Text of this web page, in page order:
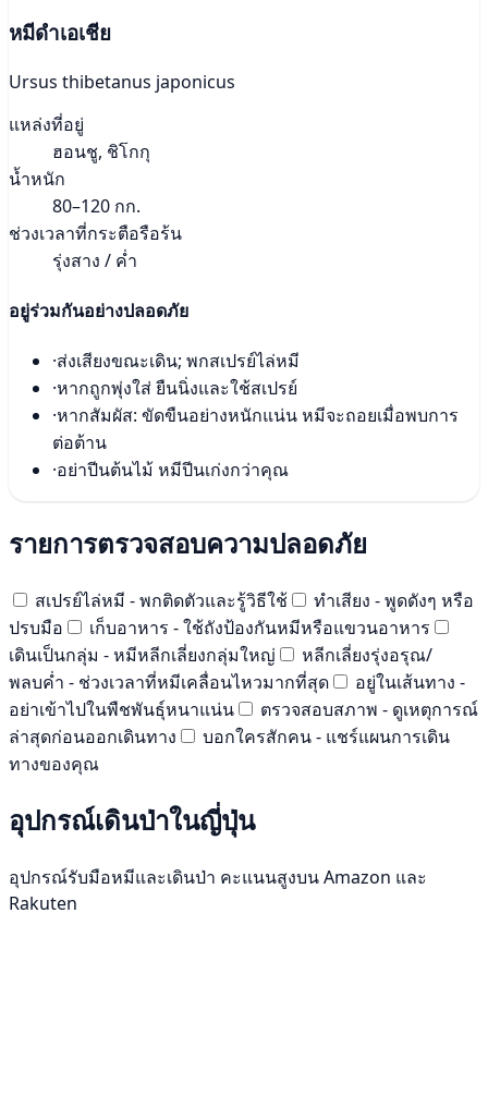
หมีดำเอเชีย
Ursus thibetanus japonicus
แหล่งที่อยู่
ฮอนชู, ชิโกกุ
น้ำหนัก
80–120 กก.
ช่วงเวลาที่กระตือรือร้น
รุ่งสาง / ค่ำ
อยู่ร่วมกันอย่างปลอดภัย
·ส่งเสียงขณะเดิน; พกสเปรย์ไล่หมี
·หากถูกพุ่งใส่ ยืนนิ่งและใช้สเปรย์
·หากสัมผัส: ขัดขืนอย่างหนักแน่น หมีจะถอยเมื่อพบการ
ต่อต้าน
·อย่าปีนต้นไม้ หมีปีนเก่งกว่าคุณ
รายการตรวจสอบความปลอดภัย
สเปรย์ไล่หมี - พกติดตัวและรู้วิธีใช้
ทำเสียง - พูดดังๆ หรือ
ปรบมือ
เก็บอาหาร - ใช้ถังป้องกันหมีหรือแขวนอาหาร
เดินเป็นกลุ่ม - หมีหลีกเลี่ยงกลุ่มใหญ่
หลีกเลี่ยงรุ่งอรุณ/
พลบค่ำ - ช่วงเวลาที่หมีเคลื่อนไหวมากที่สุด
อยู่ในเส้นทาง -
อย่าเข้าไปในพืชพันธุ์หนาแน่น
ตรวจสอบสภาพ - ดูเหตุการณ์
ล่าสุดก่อนออกเดินทาง
บอกใครสักคน - แชร์แผนการเดิน
ทางของคุณ
อุปกรณ์เดินป่าในญี่ปุ่น
อุปกรณ์รับมือหมีและเดินป่า คะแนนสูงบน Amazon และ
Rakuten